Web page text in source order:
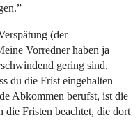
(der
Vorredner haben ja
gering sind,
du die Frist eingehalten
Abkommen berufst, ist die
die Fristen beachtet, die dort